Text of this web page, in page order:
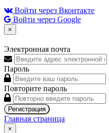
Войти через Вконтакте
Войти через Google
×
Электронная почта
Пароль
Повторите пароль
Регистрация
Главная страница
×